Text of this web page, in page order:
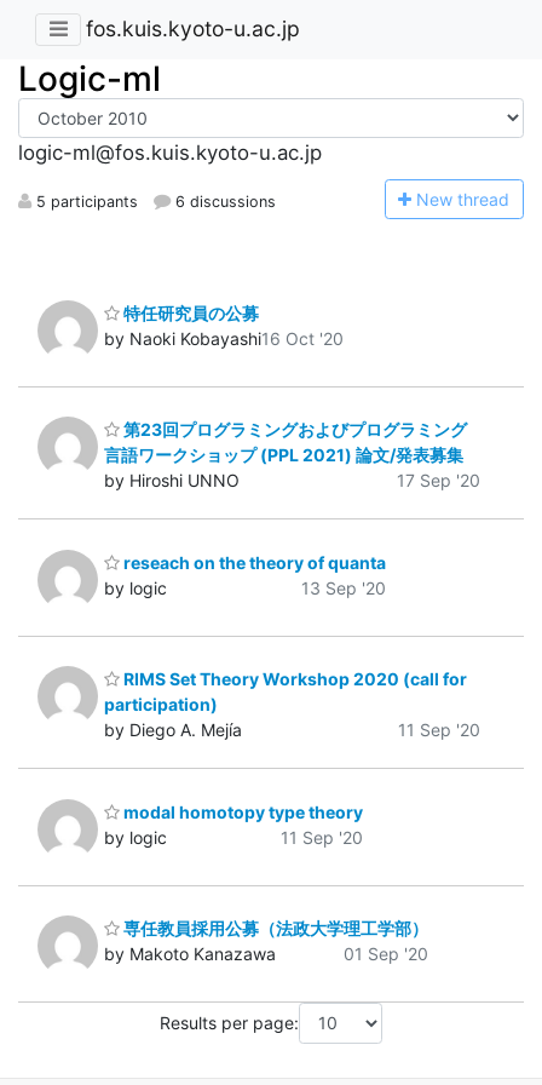
fos.kuis.kyoto-u.ac.jp
Logic-ml
logic-ml@fos.kuis.kyoto-u.ac.jp
5 participants 6 discussions New thread
特任研究員の公募
by Naoki Kobayashi16 Oct '20
第23回プログラミングおよびプログラミング
言語ワークショップ (PPL 2021) 論文/発表募集
by Hiroshi UNNO
17 Sep '20
reseach on the theory of quanta
by logic
13 Sep '20
RIMS Set Theory Workshop 2020 (call for
participation)
by Diego A. Mejía
11 Sep '20
modal homotopy type theory
by logic
11 Sep '20
専任教員採用公募（法政大学理工学部）
by Makoto Kanazawa
01 Sep '20
Results per page: